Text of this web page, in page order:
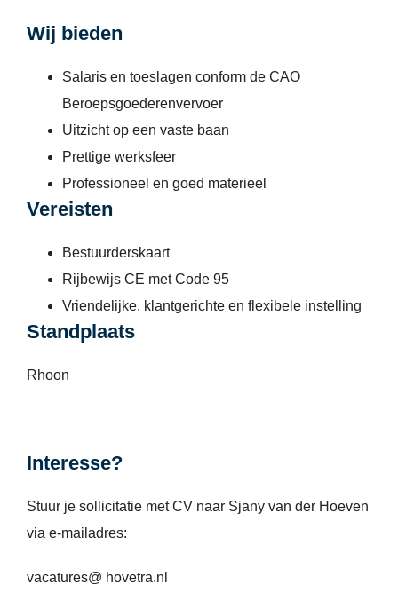
Wij bieden
Salaris en toeslagen conform de CAO
Beroepsgoederenvervoer
Uitzicht op een vaste baan
Prettige werksfeer
Professioneel en goed materieel
Vereisten
Bestuurderskaart
Rijbewijs CE met Code 95
Vriendelijke, klantgerichte en flexibele instelling
Standplaats
Rhoon
Interesse?
Stuur je sollicitatie met CV naar Sjany van der Hoeven
via e-mailadres:
vacatures@ hovetra.nl